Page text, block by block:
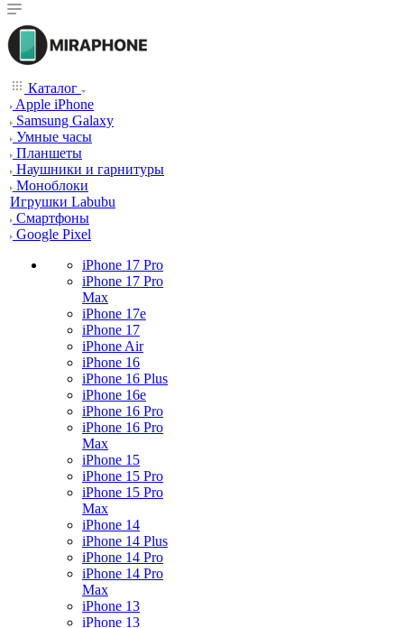
Каталог
Apple iPhone
Samsung Galaxy
Умные часы
Планшеты
Наушники и гарнитуры
Моноблоки
Игрушки Labubu
Смартфоны
Google Pixel
iPhone 17 Pro
iPhone 17 Pro
Max
iPhone 17e
iPhone 17
iPhone Air
iPhone 16
iPhone 16 Plus
iPhone 16e
iPhone 16 Pro
iPhone 16 Pro
Max
iPhone 15
iPhone 15 Pro
iPhone 15 Pro
Max
iPhone 14
iPhone 14 Plus
iPhone 14 Pro
iPhone 14 Pro
Max
iPhone 13
iPhone 13